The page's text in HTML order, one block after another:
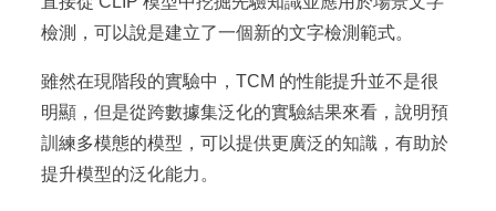
檢測，可以說是建立了一個新的文字檢測範式。
雖然在現階段的實驗中，TCM 的性能提升並不是很
明顯，但是從跨數據集泛化的實驗結果來看，說明預
訓練多模態的模型，可以提供更廣泛的知識，有助於
提升模型的泛化能力。